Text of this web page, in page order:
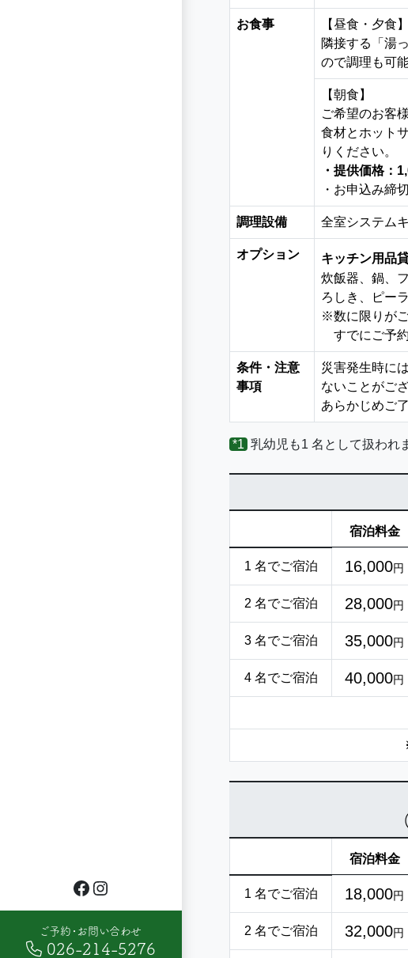
Facebook
Instagram
ご予約・お問い合わせ
026-214-5276
お食事
【昼食・夕食】
隣接する「湯
ので調理も可能
【朝食】
ご希望のお客
食材とホット
りください。
・提供価格：
・お申込み締
調理設備 全室システム
オプション キッチン用品
炊飯器、鍋、
ろしき、ピー
※数に限りが
すでにご予約
条件・注意
事項
災害発生時に
ないことがご
あらかじめご
*1 乳幼児も1 名として扱われ
宿泊料金
1 名でご宿泊 16,000円
2 名でご宿泊 28,000円
3 名でご宿泊 35,000円
4 名でご宿泊 40,000円
宿泊料金
1 名でご宿泊 18,000円
2 名でご宿泊 32,000円